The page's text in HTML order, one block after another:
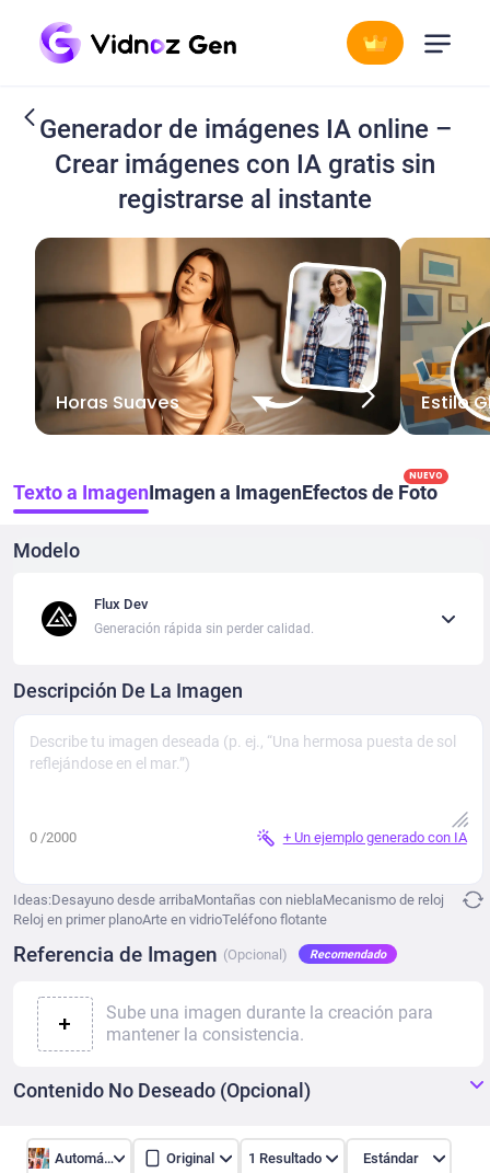
Texto a ImagenImagen a ImagenEfectos de Foto
NUEVO
Modelo
Flux Dev
Generación rápida sin perder calidad.
Descripción De La Imagen
0 /2000 + Un ejemplo generado con IA
Ideas:Desayuno desde arribaMontañas con nieblaMecanismo de reloj
Reloj en primer planoArte en vidrioTeléfono flotante
Referencia de Imagen (Opcional) Recomendado
+
Sube una imagen durante la creación para
mantener la consistencia.
Contenido No Deseado (Opcional)
Automático Original 1 Resultado Estándar
Generador de imágenes IA online –
Crear imágenes con IA gratis sin
registrarse al instante
Horas Suaves Estilo